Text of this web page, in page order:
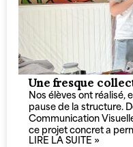
Une fresque
Nos élèves ont réalisé,
pause de la structure.
Communication
ce projet concret a
LIRE LA SUITE »